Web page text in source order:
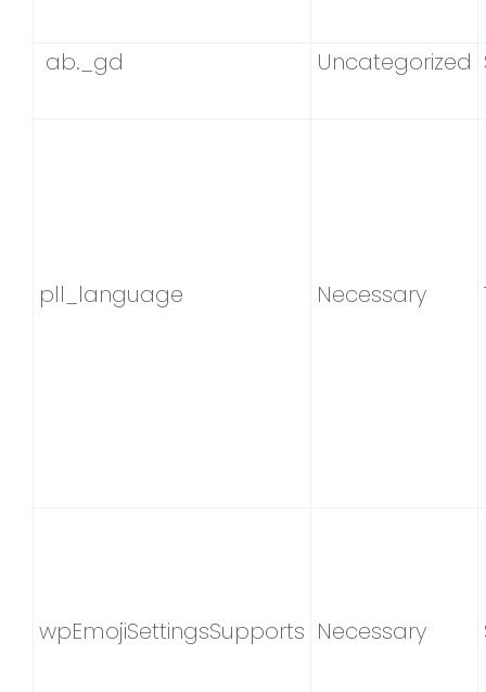
ab._gd Uncategorized
pll_language Necessary
wpEmojiSettingsSupports Necessary